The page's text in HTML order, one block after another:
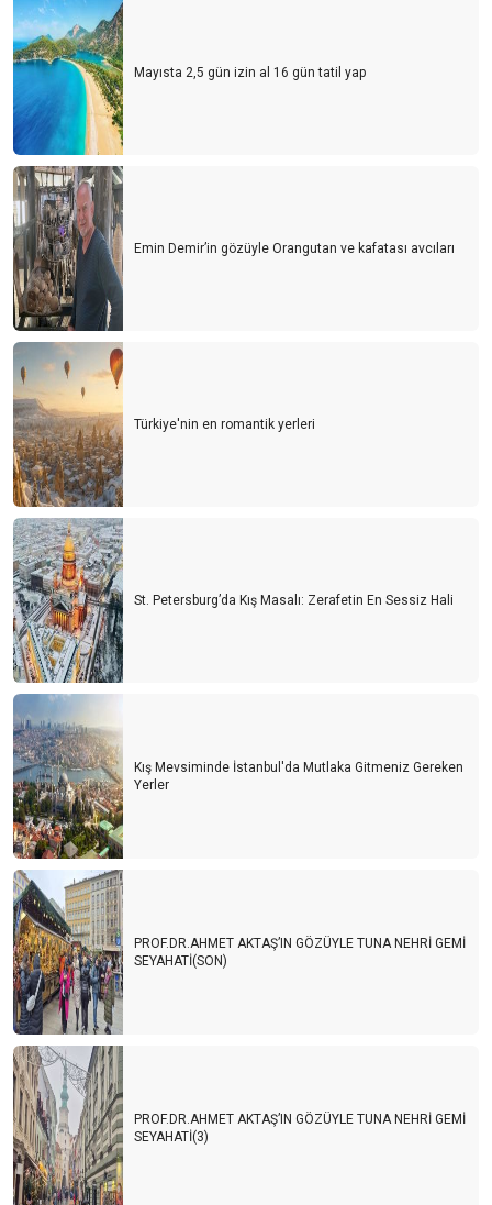
Mayısta 2,5 gün izin al 16 gün tatil yap
Emin Demir’in gözüyle Orangutan ve kafatası avcıları
Türkiye'nin en romantik yerleri
St. Petersburg’da Kış Masalı: Zerafetin En Sessiz Hali
Kış Mevsiminde İstanbul'da Mutlaka Gitmeniz Gereken
Yerler
PROF.DR.AHMET AKTAŞ’IN GÖZÜYLE TUNA NEHRİ GEMİ
SEYAHATİ(SON)
PROF.DR.AHMET AKTAŞ’IN GÖZÜYLE TUNA NEHRİ GEMİ
SEYAHATİ(3)